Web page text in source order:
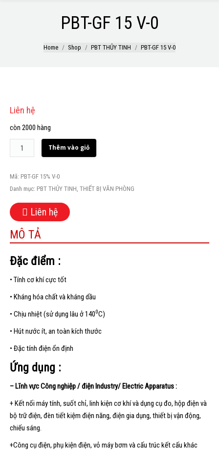
PBT-GF 15 V-0
Home Shop PBT THỦY TINH PBT-GF 15 V-0
Liên hệ
còn 2000 hàng
lượng
Thêm vào giỏ
Mã: PBT-GF 15% V-0
Danh mục: PBT THỦY TINH, THIẾT BỊ VĂN PHÒNG
Liên hệ
MÔ TẢ
Đặc điểm :
• Tính cơ khí cực tốt
• Kháng hóa chất và kháng dầu
• Chịu nhiệt (sử dụng lâu ở 1400C)
• Hút nước ít, an toàn kích thước
• Đặc tính điện ổn định
Ứng dụng :
– Lĩnh vực Công nghiệp / điện Industry/ Electric Apparatus :
+ Kết nối máy tính, suốt chỉ, linh kiện cơ khí và dụng cụ đo, hộp điện và
bộ trữ điện, đèn tiết kiệm điện năng, điện gia dụng, thiết bị vận động,
chiếu sáng.
+Công cụ điện, phụ kiện điện, vỏ máy bơm và cấu trúc kết cấu khác